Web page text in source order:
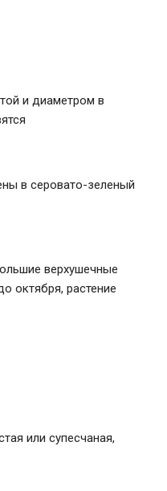
и диаметром в
в серовато-зеленый
верхушечные
октября, растение
или супесчаная,